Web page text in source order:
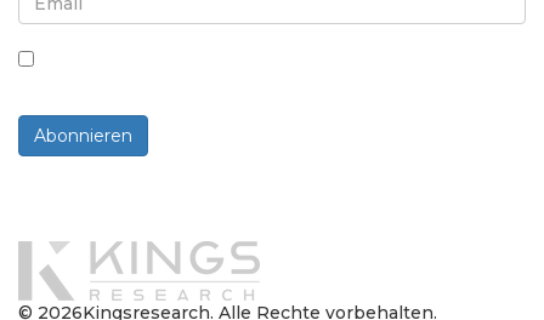
Abonnieren
© 2026Kingsresearch. Alle Rechte vorbehalten.